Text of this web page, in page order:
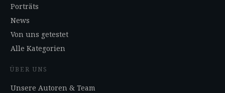
Porträts
News
Von uns getestet
Alle Kategorien
ÜBER UNS
Unsere Autoren & Team